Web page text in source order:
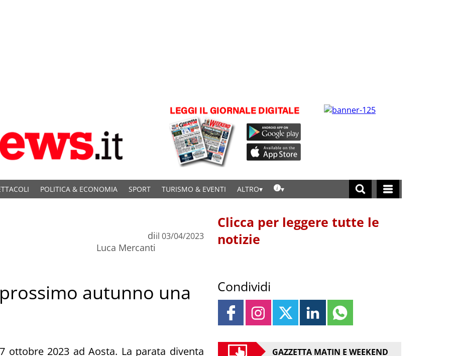
POLITICA & ECONOMIA SPORT TURISMO & EVENTI ALTRO
di
Luca Mercanti
il 03/04/2023
autunno una
ottobre 2023 ad Aosta. La parata diventa
Clicca per leggere tutte le
notizie
Condividi
GAZZETTA MATIN E WEEKEND